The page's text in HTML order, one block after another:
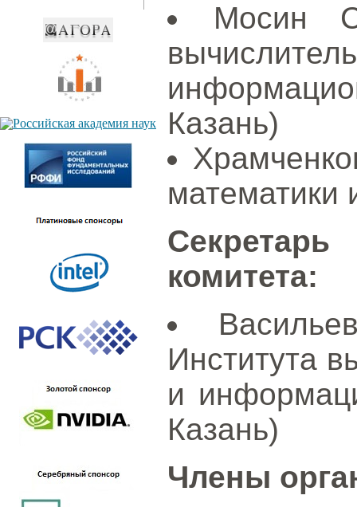
Мосин
Казань)
математики
комитета:
Института
и
Казань)
Члены